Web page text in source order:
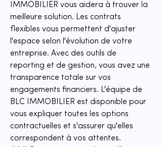
IMMOBILIER vous aidera à trouver la
meilleure solution. Les contrats
flexibles vous permettent d'ajuster
l'espace selon l'évolution de votre
entreprise. Avec des outils de
reporting et de gestion, vous avez une
transparence totale sur vos
engagements financiers. L'équipe de
BLC IMMOBILIER est disponible pour
vous expliquer toutes les options
contractuelles et s'assurer qu'elles
correspondent à vos attentes.